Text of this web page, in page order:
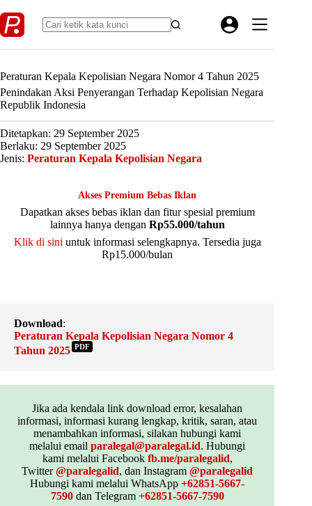
to
content
Peraturan Kepala Kepolisian Negara Nomor 4 Tahun 2025
Penindakan Aksi Penyerangan Terhadap Kepolisian Negara
Republik Indonesia
Ditetapkan: 29 September 2025
Berlaku: 29 September 2025
Jenis: Peraturan Kepala Kepolisian Negara
Akses Premium Bebas Iklan
Dapatkan akses bebas iklan dan fitur spesial premium
lainnya hanya dengan Rp55.000/tahun
Klik di sini untuk informasi selengkapnya. Tersedia juga
Rp15.000/bulan
Download:
Peraturan Kepala Kepolisian Negara Nomor 4
Tahun 2025 PDF
Jika ada kendala link download error, kesalahan
informasi, informasi kurang lengkap, kritik, saran, atau
menambahkan informasi, silakan hubungi kami
melalui emailparalegal@paralegal.id. Hubungi
kami melalui Facebook fb.me/paralegalid,
Twitter@paralegalid, dan Instagram@paralegalid
Hubungi kami melalui WhatsApp+62851-5667-
7590dan Telegram +62851-5667-7590